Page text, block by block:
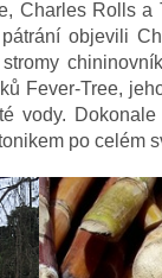
Charles Rolls
objevili
Fever-Tree,
vody.
po celém